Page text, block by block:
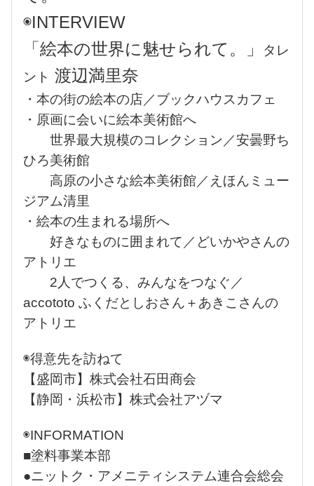
◉INTERVIEW
「絵本の世界に魅せられて。」
タレ
ント 渡辺満里奈
・本の街の絵本の店／ブックハウスカフェ
・原画に会いに絵本美術館へ
世界最大規模のコレクション／安曇野ち
ひろ美術館
高原の小さな絵本美術館／えほんミュー
ジアム清里
・絵本の生まれる場所へ
好きなものに囲まれて／どいかやさんの
アトリエ
2人でつくる、みんなをつなぐ／
accototo ふくだとしおさん＋あきこさんの
アトリエ
◉得意先を訪ねて
【盛岡市】株式会社石田商会
【静岡・浜松市】株式会社アヅマ
◉INFORMATION
■塗料事業本部
●ニットク・アメニティシステム連合会総会